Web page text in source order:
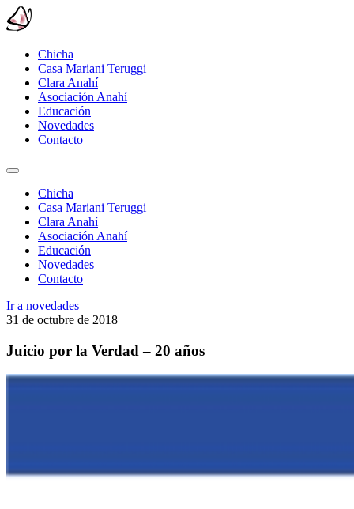
Chicha
Casa Mariani Teruggi
Clara Anahí
Asociación Anahí
Educación
Novedades
Contacto
Chicha
Casa Mariani Teruggi
Clara Anahí
Asociación Anahí
Educación
Novedades
Contacto
Ir a novedades
31 de octubre de 2018
Juicio por la Verdad – 20 años